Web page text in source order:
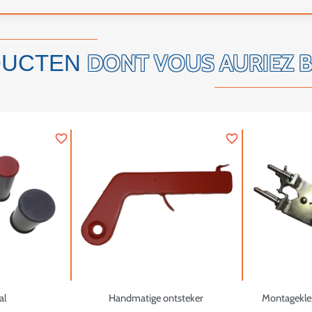
DONT VOUS AURIEZ
favorite_border
Handmatige ontsteker
favorite_border